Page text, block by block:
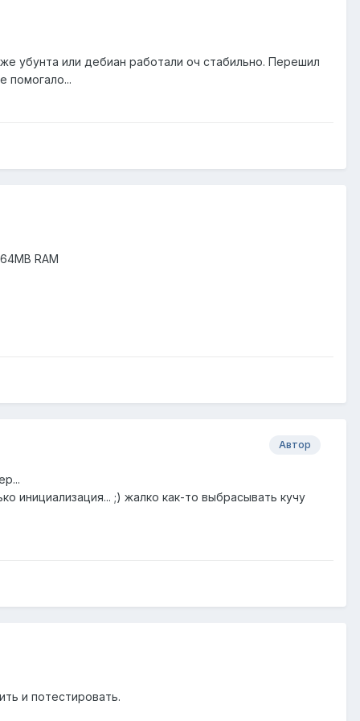
убунта или дебиан работали оч стабильно. Перешил
помогало...
RAM
Автор
инициализация... ;) жалко как-то выбрасывать кучу
и потестировать.